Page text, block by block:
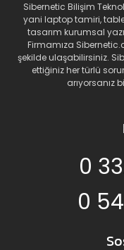
Sibernetic Bilişim
yani laptop tamiri,
tasarım kurumsal
Firmamıza
şekilde ulaşabilirsiniz.
ettiğiniz her türlü
arıyorsanız
0
0